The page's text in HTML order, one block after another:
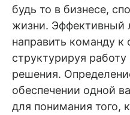
будь то в бизнесе,
жизни. Эффективный
направить команду
структурируя
решения.
обеспечении одной
для понимания того,